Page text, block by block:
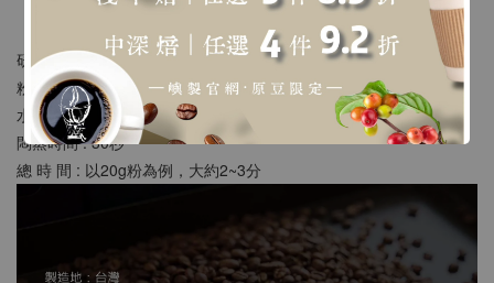
【沖煮建議】
研 磨 : 類似二號砂糖粗細
粉 水 比 : 1:15 ~ 18
水 溫 : 90 ~ 93度
悶蒸時間 : 30秒
總 時 間 : 以20g粉為例，大約2~3分